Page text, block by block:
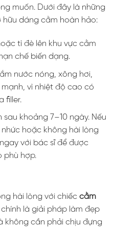
muốn. Dưới đây là những
hữu dáng cằm hoàn hảo:
tì đè lên khu vực cằm
chế biến dạng.
nước nóng, xông hơi,
vì nhiệt độ cao có
filler.
sau khoảng 7–10 ngày. Nếu
hoặc không hài lòng
với bác sĩ để được
phù hợp.
hài lòng với chiếc cằm
là giải pháp làm đẹp
không cần phải chịu đựng